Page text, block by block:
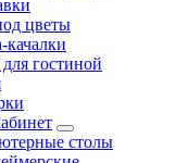
цветы
качалки
гостиной
столы